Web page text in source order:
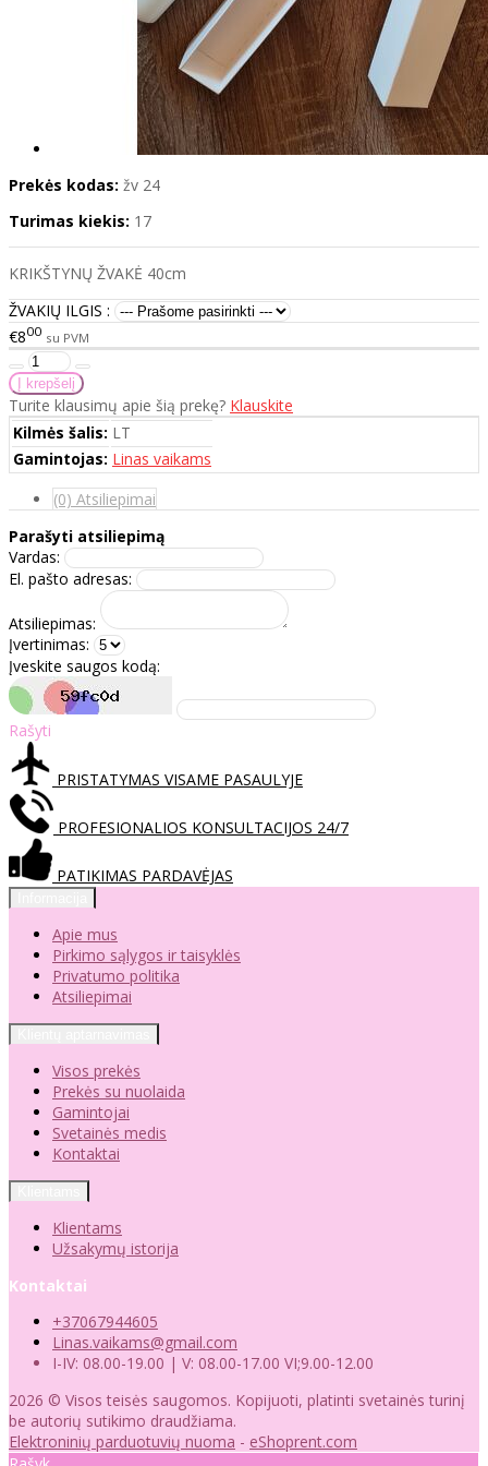
Prekės kodas: žv 24
Turimas kiekis: 17
KRIKŠTYNŲ ŽVAKĖ 40cm
ŽVAKIŲ ILGIS :
€800 su PVM
Turite klausimų apie šią prekę? Klauskite
Kilmės šalis: LT
Gamintojas: Linas vaikams
(0) Atsiliepimai
Parašyti atsiliepimą
Vardas:
El. pašto adresas:
Atsiliepimas:
Įvertinimas:
Įveskite saugos kodą:
Rašyti
PRISTATYMAS VISAME PASAULYJE
PROFESIONALIOS KONSULTACIJOS 24/7
PATIKIMAS PARDAVĖJAS
Apie mus
Pirkimo sąlygos ir taisyklės
Privatumo politika
Atsiliepimai
Visos prekės
Prekės su nuolaida
Gamintojai
Svetainės medis
Kontaktai
Klientams
Užsakymų istorija
Kontaktai
+37067944605
Linas.vaikams@gmail.com
I-IV: 08.00-19.00 | V: 08.00-17.00 VI;9.00-12.00
2026 © Visos teisės saugomos. Kopijuoti, platinti svetainės turinį
be autorių sutikimo draudžiama.
Elektroninių parduotuvių nuoma - eShoprent.com